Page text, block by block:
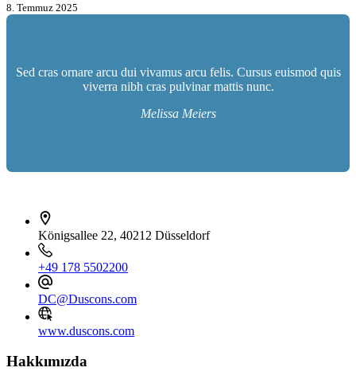
8. Temmuz 2025
Sed cras ornare arcu dui vivamus arcu felis. Cursus euismod quis
viverra nibh cras pulvinar mattis nunc.
Melissa Meiers
Königsallee 22, 40212 Düsseldorf
+49 178 5502200
DC@Duscons.com
www.duscons.com
Hakkımızda